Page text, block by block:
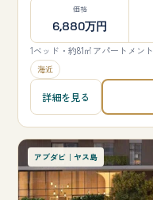
価格
6,880万円
1ベッド・約81㎡アパートメント
海近
詳細を見る
アブダビ｜ヤス島